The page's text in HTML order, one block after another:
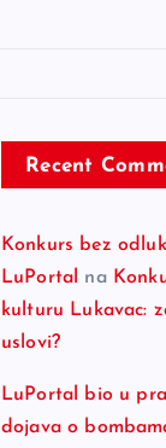
Recent
Konkurs bez
LuPortal
na
kulturu Lukavac:
uslovi?
LuPortal bio u
dojava o